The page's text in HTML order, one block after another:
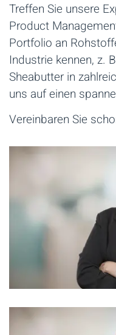
Treffen Sie unsere
Product
Portfolio an
Industrie kennen, z.
Sheabutter in
uns auf einen
Vereinbaren Sie